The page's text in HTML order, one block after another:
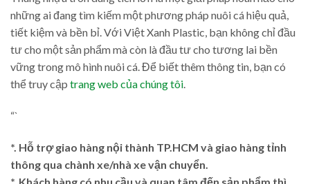
những ai đang tìm kiếm một phương pháp nuôi cá hiệu quả,
tiết kiệm và bền bỉ. Với Việt Xanh Plastic, bạn không chỉ đầu
tư cho một sản phẩm mà còn là đầu tư cho tương lai bền
vững trong mô hình nuôi cá. Để biết thêm thông tin, bạn có
thể truy cập trang web của chúng tôi.
“`
*. Hỗ trợ giao hàng nội thành TP.HCM và giao hàng tỉnh
thông qua chành xe/nhà xe vận chuyển.